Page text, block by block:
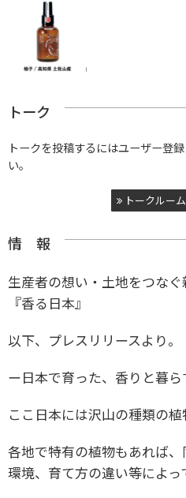
トーク
トークを投稿するにはユーザー登
い。
トークルー
情 報
生産者の想い・土地をつな
『香る日本』
以下、プレスリリースより。
ー日本で育った、香りと暮ら
ここ日本には沢山の種類の植
各地で特有の植物もあれば
環境、育て方の違い等によっ